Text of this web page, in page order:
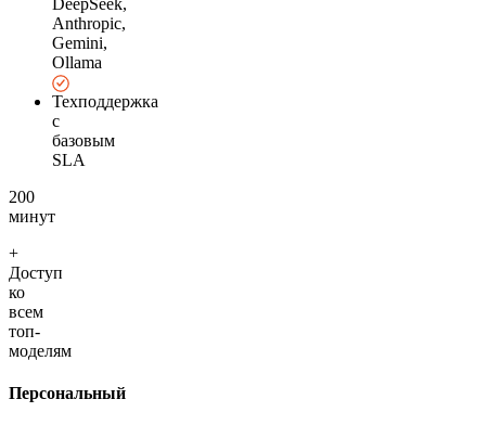
Anthropic,
Gemini,
Ollama
Техподдержка
с
базовым
SLA
200
минут
+
Доступ
ко
всем
топ-
моделям
Персональный